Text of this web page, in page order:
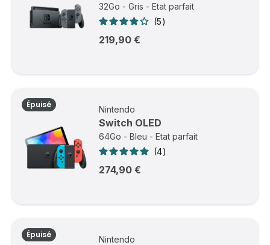
32Go - Gris - Etat parfait
5
219,90 €
Épuisé Nintendo
Switch OLED
64Go - Bleu - Etat parfait
4
274,90 €
Épuisé Nintendo